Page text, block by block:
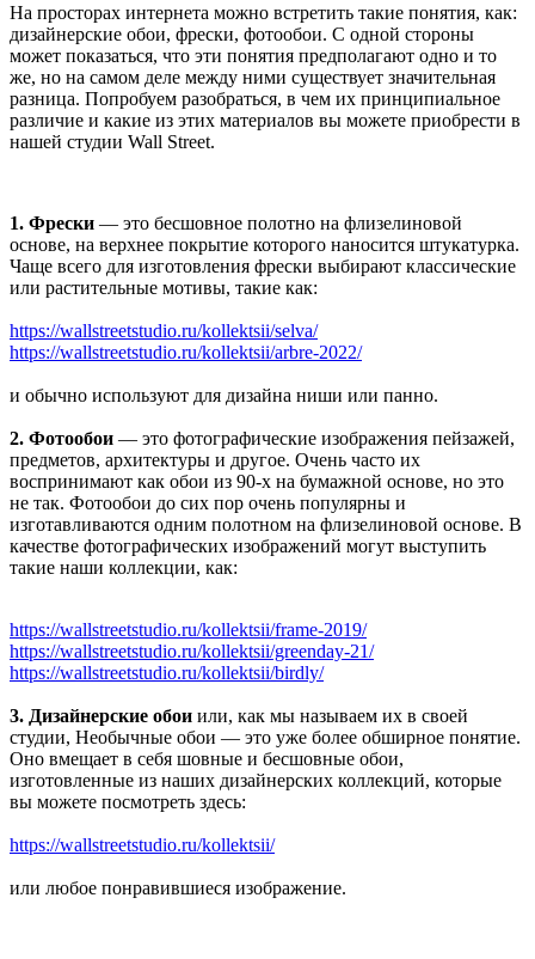
На просторах интернета можно встретить такие понятия, как:
дизайнерские обои, фрески, фотообои. С одной стороны
может показаться, что эти понятия предполагают одно и то
же, но на самом деле между ними существует значительная
разница. Попробуем разобраться, в чем их принципиальное
различие и какие из этих материалов вы можете приобрести в
нашей студии Wall Street.
1. Фрески — это бесшовное полотно на флизелиновой
основе, на верхнее покрытие которого наносится штукатурка.
Чаще всего для изготовления фрески выбирают классические
или растительные мотивы, такие как:
https://wallstreetstudio.ru/kollektsii/selva/
https://wallstreetstudio.ru/kollektsii/arbre-2022/
и обычно используют для дизайна ниши или панно.
2. Фотообои — это фотографические изображения пейзажей,
предметов, архитектуры и другое. Очень часто их
воспринимают как обои из 90-х на бумажной основе, но это
не так. Фотообои до сих пор очень популярны и
изготавливаются одним полотном на флизелиновой основе. В
качестве фотографических изображений могут выступить
такие наши коллекции, как:
https://wallstreetstudio.ru/kollektsii/frame-2019/
https://wallstreetstudio.ru/kollektsii/greenday-21/
https://wallstreetstudio.ru/kollektsii/birdly/
3. Дизайнерские обои или, как мы называем их в своей
студии, Необычные обои — это уже более обширное понятие.
Оно вмещает в себя шовные и бесшовные обои,
изготовленные из наших дизайнерских коллекций, которые
вы можете посмотреть здесь:
https://wallstreetstudio.ru/kollektsii/
или любое понравившиеся изображение.